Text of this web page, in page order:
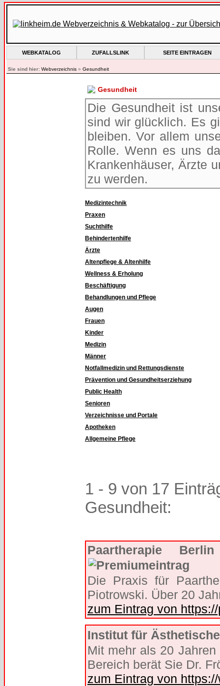
WEBKATALOG ZUFALLSLINK SEITE EINTRAGEN
Sie sind hier: Webverzeichnis » Gesundheit
Gesundheit
Die Gesundheit ist
sind wir glücklich. Es
bleiben. Vor allem
Rolle. Wenn es uns
Krankenhäuser, Ärzte
zu werden.
Medizintechnik
Praxen
Suchthilfe
Behindertenhilfe
Ärzte
Altenpflege & Altenhilfe
Wellness & Erholung
Beschäftigung
Behandlungen und Pflege
Augen
Frauen
Kinder
Medizin
Männer
Notfallmedizin und Rettungsdienste
Prävention und Gesundheitserziehung
Public Health
Senioren
Verzeichnisse und Portale
Apotheken
Allgemeine Pflege
1 - 9 von 17
Gesundheit:
Paartherapie
Die Praxis für
Piotrowski. Über 20
zum Eintrag von
Institut für
Mit mehr als 20
Bereich berät Sie Dr.
zum Eintrag von